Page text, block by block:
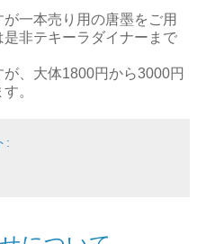
一本売り用の唐墨をご用
非テキーラダイナーまで
、大体1800円から3000円
。
: